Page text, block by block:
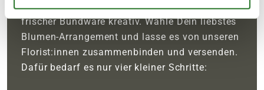
einem Blumenstrauß oder werde selbst mit
frischer Bundware kreativ. Wähle Dein liebstes
Blumen-Arrangement und lasse es von unseren
Florist:innen zusammenbinden und versenden.
Dafür bedarf es nur vier kleiner Schritte: